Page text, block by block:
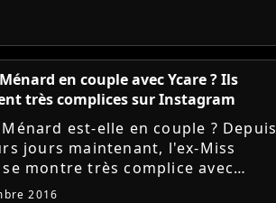
en couple avec Ycare ? Ils
très complices sur Instagram
est-elle en couple ? Depuis
jours maintenant, l'ex-Miss
se montre très complice avec
candidat de La Nouvelle
2016